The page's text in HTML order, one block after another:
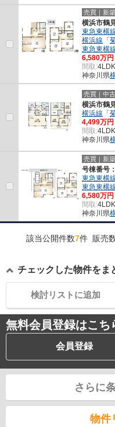
売買｜新
横浜市鶴
東急東横
横浜線 「
東急東横
6,580万円
間取:
神奈川県
売買｜中
横浜市鶴
横浜線 「
4,499万円
間取:
神奈川県
売買｜新
号棟番号
東急東横
東急東横
6,580万円
間取:
神奈川県
該当公開件数7件 販売
チェックした物件をま
検討リストに追加
無料会員登録はこち
会員登録
さらに
物件